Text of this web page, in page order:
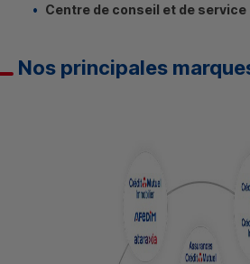
Centre de conseil et de service
Nos principales